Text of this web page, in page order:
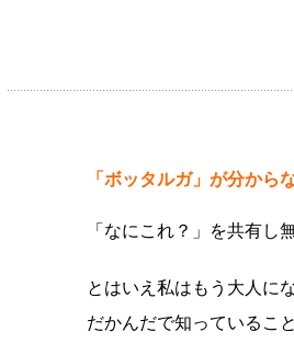
「ボッタルガ」が分から
「なにこれ？」を共有し
とはいえ私はもう大人に
だかんだで知っているこ